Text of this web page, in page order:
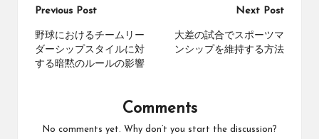
Post
navigation
Previous Post
野球におけるチームリー
ダーシップスタイルに対
する暗黙のルールの影響
Next Post
大差の試合でスポーツマ
ンシップを維持する方法
Comments
No comments yet. Why don’t you start the discussion?